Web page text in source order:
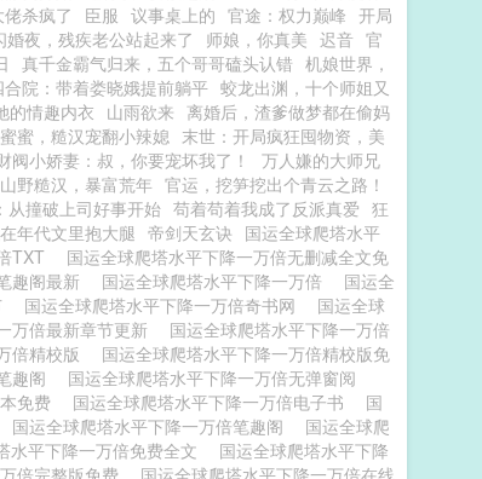
杀疯了 臣服 议事桌上的 官途：权力巅峰 开局
婚夜，残疾老公站起来了 师娘，你真美 迟音 官
真千金霸气归来，五个哥哥磕头认错 机娘世界，
合院：带着娄晓娥提前躺平 蛟龙出渊，十个师姐又
的情趣内衣 山雨欲来 离婚后，渣爹做梦都在偷妈
蜜，糙汉宠翻小辣媳 末世：开局疯狂囤物资，美
阀小娇妻：叔，你要宠坏我了！
万人嫌的大师兄
野糙汉，暴富荒年 官运，挖笋挖出个青云之路！
从撞破上司好事开始 苟着苟着我成了反派真爱 狂
年代文里抱大腿 帝剑天玄诀 国运全球爬塔水平
TXT
国运全球爬塔水平下降一万倍无删减全文免
趣阁最新 国运全球爬塔水平下降一万倍
国运全
国运全球爬塔水平下降一万倍奇书网
国运全球
万倍最新章节更新
国运全球爬塔水平下降一万倍
倍精校版
国运全球爬塔水平下降一万倍精校版免
趣阁
国运全球爬塔水平下降一万倍无弹窗阅
免费 国运全球爬塔水平下降一万倍电子书
国
国运全球爬塔水平下降一万倍笔趣阁
国运全球爬
水平下降一万倍免费全文
国运全球爬塔水平下降
倍完整版免费
国运全球爬塔水平下降一万倍在线